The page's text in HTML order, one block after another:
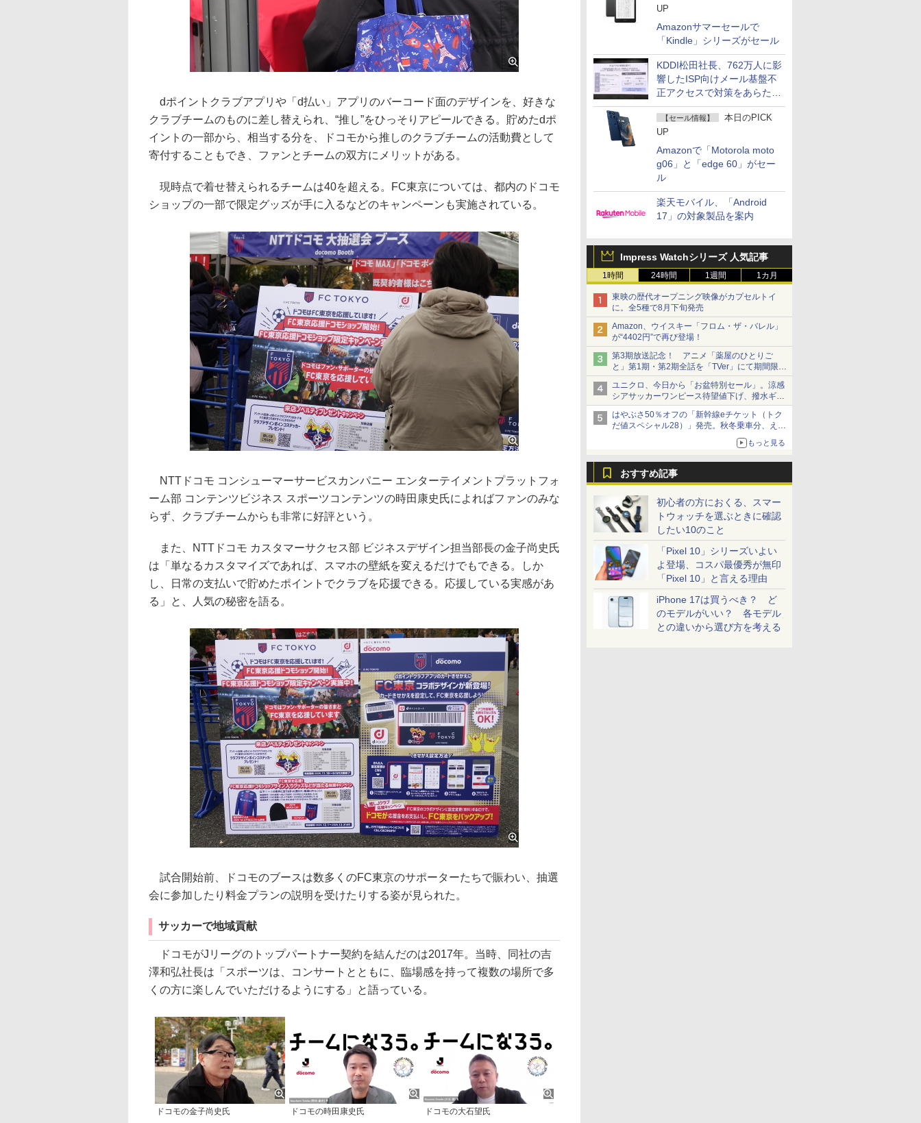
UP
Amazonサマーセールで
「Kindle」シリーズがセール
KDDI松田社長、762万人に影
響したISP向けメール基盤不
正アクセスで対策をあらため
て説明
【セール情報】
本日のPICK
UP
Amazonで「Motorola moto
g06」と「edge 60」がセー
ル
楽天モバイル、「Android
17」の対象製品を案内
Impress Watchシリーズ 人気記事
1時間 24時間 1週間 1カ月
東映の歴代オープニング映像がカプセルトイ
に。全5種で8月下旬発売
Amazon、ウイスキー「フロム・ザ・バレル」
が“4402円”で再び登場！
第3期放送記念！ アニメ「薬屋のひとりご
と」第1期・第2期全話を「TVer」にて期間限定
で順次無料配信開始
ユニクロ、今日から「お盆特別セール」。涼感
シアサッカーワンピース待望値下げ、撥水ギア
ショーツは1990円に
はやぶさ50％オフの「新幹線eチケット（トク
だ値スペシャル28）」発売。秋冬乗車分、えき
もっと見る
おすすめ記事
初心者の方におくる、スマー
トウォッチを選ぶときに確認
したい10のこと
「Pixel 10」シリーズいよい
よ登場、コスパ最優秀が無印
「Pixel 10」と言える理由
iPhone 17は買うべき？ ど
のモデルがいい？ 各モデル
との違いから選び方を考える
dポイントクラブアプリや「d払い」アプリのバーコード面のデザインを、好きな
クラブチームのものに差し替えられ、“推し”をひっそりアピールできる。貯めたdポ
イントの一部から、相当する分を、ドコモから推しのクラブチームの活動費として
寄付することもでき、ファンとチームの双方にメリットがある。
現時点で着せ替えられるチームは40を超える。FC東京については、都内のドコモ
ショップの一部で限定グッズが手に入るなどのキャンペーンも実施されている。
NTTドコモ コンシューマーサービスカンパニー エンターテイメントプラットフォ
ーム部 コンテンツビジネス スポーツコンテンツの時田康史氏によればファンのみな
らず、クラブチームからも非常に好評という。
また、NTTドコモ カスタマーサクセス部 ビジネスデザイン担当部長の金子尚史氏
は「単なるカスタマイズであれば、スマホの壁紙を変えるだけでもできる。しか
し、日常の支払いで貯めたポイントでクラブを応援できる。応援している実感があ
る」と、人気の秘密を語る。
試合開始前、ドコモのブースは数多くのFC東京のサポーターたちで賑わい、抽選
会に参加したり料金プランの説明を受けたりする姿が見られた。
サッカーで地域貢献
ドコモがJリーグのトップパートナー契約を結んだのは2017年。当時、同社の吉
澤和弘社長は「スポーツは、コンサートとともに、臨場感を持って複数の場所で多
くの方に楽しんでいただけるようにする」と語っている。
ドコモの金子尚史氏 ドコモの時田康史氏 ドコモの大石望氏